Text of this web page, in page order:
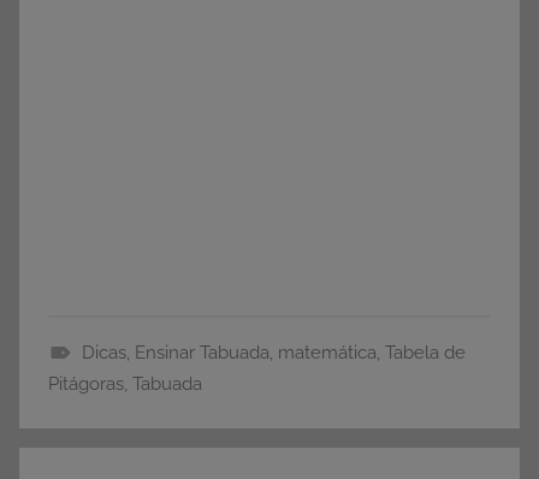
D
c
Dicas, Ensinar Tabuada matemática Tabela de
Pitágoras Tabuada